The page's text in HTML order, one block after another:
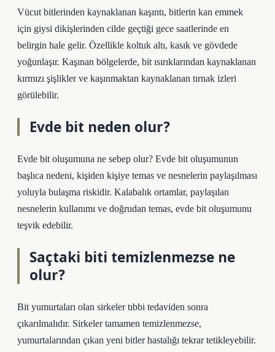
Vücut bitlerinden kaynaklanan kaşıntı, bitlerin kan emmek
için giysi dikişlerinden cilde geçtiği gece saatlerinde en
belirgin hale gelir. Özellikle koltuk altı, kasık ve gövdede
yoğunlaşır. Kaşınan bölgelerde, bit ısırıklarından kaynaklanan
kırmızı şişlikler ve kaşınmaktan kaynaklanan tırnak izleri
görülebilir.
Evde bit neden olur?
Evde bit oluşumuna ne sebep olur? Evde bit oluşumunun
başlıca nedeni, kişiden kişiye temas ve nesnelerin paylaşılması
yoluyla bulaşma riskidir. Kalabalık ortamlar, paylaşılan
nesnelerin kullanımı ve doğrudan temas, evde bit oluşumunu
teşvik edebilir.
Saçtaki biti temizlenmezse ne
olur?
Bit yumurtaları olan sirkeler tıbbi tedaviden sonra
çıkarılmalıdır. Sirkeler tamamen temizlenmezse,
yumurtalarından çıkan yeni bitler hastalığı tekrar tetikleyebilir.